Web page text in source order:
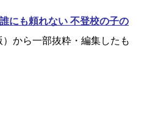
誰にも頼れない 不登校の子の
から一部抜粋・編集したも